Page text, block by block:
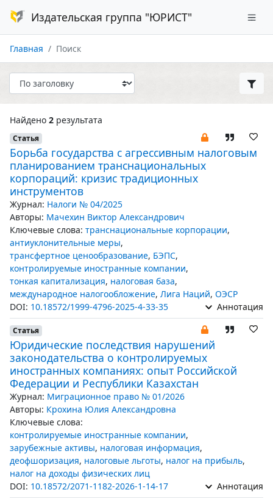
Издательская группа "ЮРИСТ"
Главная Поиск
Найдено 2 результата
Статья
Борьба государства с агрессивным налоговым
планированием транснациональных
корпораций: кризис традиционных
инструментов
Журнал: Налоги № 04/2025
Авторы: Мачехин Виктор Александрович
Ключевые слова: транснациональные корпорации,
антиуклонительные меры,
трансфертное ценообразование, БЭПС,
контролируемые иностранные компании,
тонкая капитализация, налоговая база,
международное налогообложение, Лига Наций, ОЭСР
DOI: 10.18572/1999-4796-2025-4-33-35 Аннотация
Статья
Юридические последствия нарушений
законодательства о контролируемых
иностранных компаниях: опыт Российской
Федерации и Республики Казахстан
Журнал: Миграционное право № 01/2026
Авторы: Крохина Юлия Александровна
Ключевые слова:
контролируемые иностранные компании,
зарубежные активы, налоговая информация,
деофшоризация, налоговые льготы, налог на прибыль,
налог на доходы физических лиц
DOI: 10.18572/2071-1182-2026-1-14-17 Аннотация